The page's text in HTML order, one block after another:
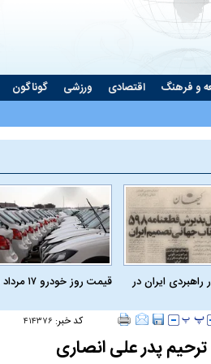
و فرهنگ اقتصادی ورزشی گوناگون
راهبردی ایران در
قیمت روز خودرو ۱۷ مرداد ۱۴۰۵
کد خبر: ۴۱۴۳۷۶
پدر علی انصاری